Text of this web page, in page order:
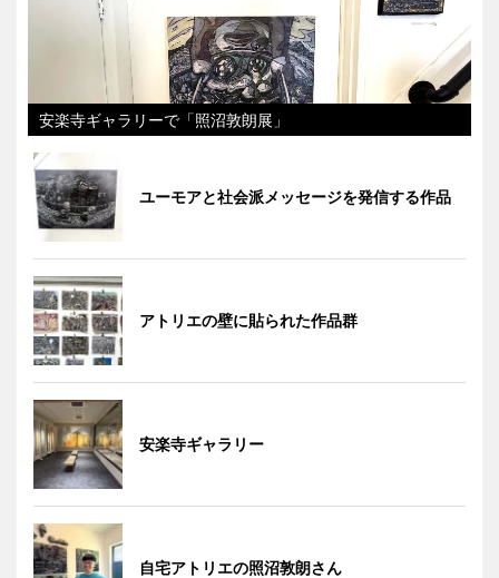
安楽寺ギャラリーで「照沼敦朗展」
ユーモアと社会派メッセージを発信する作品
アトリエの壁に貼られた作品群
安楽寺ギャラリー
自宅アトリエの照沼敦朗さん